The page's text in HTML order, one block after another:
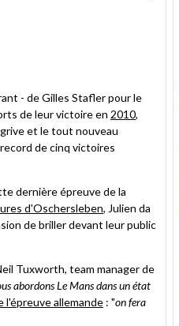
- de Gilles Stafler pour le
de leur victoire en 2010,
et le tout nouveau
de cinq victoires
dernière épreuve de la
d'Oschersleben, Julien da
de briller devant leur public
Tuxworth, team manager de
abordons Le Mans dans un état
l'épreuve allemande : "on fera